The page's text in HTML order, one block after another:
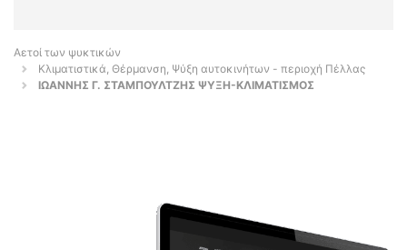
Αετοί των ψυκτικών
Κλιματιστικά, Θέρμανση, Ψύξη αυτοκινήτων - περιοχή Πέλλας
ΙΩΑΝΝΗΣ Γ. ΣΤΑΜΠΟΥΛΤΖΗΣ ΨΥΞΗ-ΚΛΙΜΑΤΙΣΜΟΣ